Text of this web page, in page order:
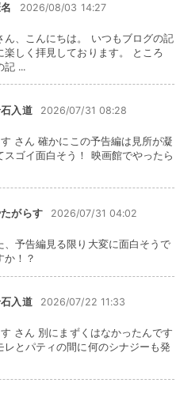
2026/08/03 14:27
ん、こんにちは。 いつもブログの記
楽しく拝見しております。 ところ
記 ...
入道 2026/07/31 08:28
さん 確かにこの予告編は見所が凝
スゴイ面白そう！ 映画館でやったら
がらす 2026/07/31 04:02
、予告編見る限り大変に面白そうで
か！？
入道 2026/07/22 11:33
さん 別にまずくはなかったんです
レとパティの間に何のシナジーも発